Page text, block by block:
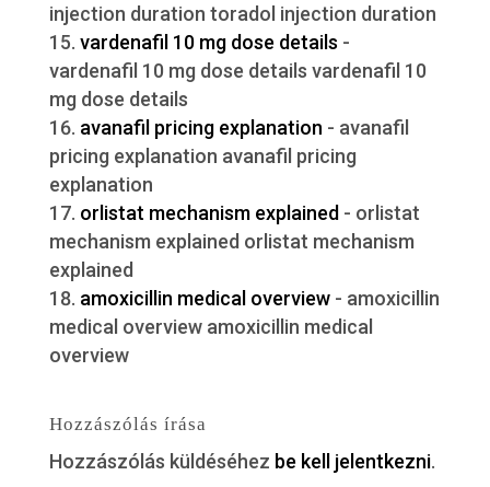
injection duration toradol injection duration
vardenafil 10 mg dose details -
vardenafil 10 mg dose details vardenafil 10
mg dose details
avanafil pricing explanation - avanafil
pricing explanation avanafil pricing
explanation
orlistat mechanism explained- orlistat
mechanism explained orlistat mechanism
explained
amoxicillin medical overview- amoxicillin
medical overview amoxicillin medical
overview
Hozzászólás írása
Hozzászólás küldéséhez be kell jelentkezni.